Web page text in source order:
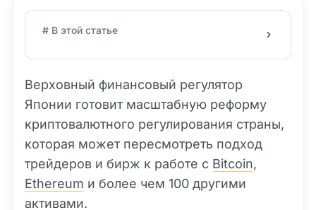
# В этой статье
Верховный финансовый регулятор
Японии готовит масштабную реформу
криптовалютного регулирования страны,
которая может пересмотреть подход
трейдеров и бирж к работе с Bitcoin,
Ethereum и более чем 100 другими
активами.